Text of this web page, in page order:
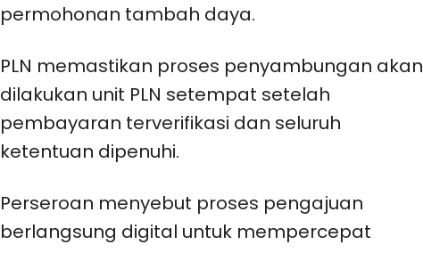
permohonan tambah daya.
PLN memastikan proses penyambungan akan
dilakukan unit PLN setempat setelah
pembayaran terverifikasi dan seluruh
ketentuan dipenuhi.
Perseroan menyebut proses pengajuan
berlangsung digital untuk mempercepat